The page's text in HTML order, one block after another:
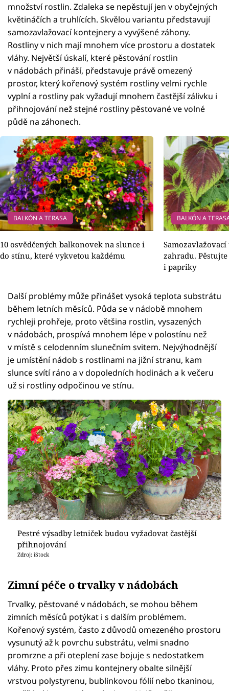
množství rostlin. Zdaleka se nepěstují jen v obyčejných
květináčích a truhlících. Skvělou variantu představují
samozavlažovací kontejnery a vyvýšené záhony.
Rostliny v nich mají mnohem více prostoru a dostatek
vláhy. Největší úskalí, které pěstování rostlin
v nádobách přináší, představuje právě omezený
prostor, který kořenový systém rostliny velmi rychle
vyplní a rostliny pak vyžadují mnohem častější zálivku i
přihnojování než stejné rostliny pěstované ve volné
půdě na záhonech.
BALKÓN A TERASA
10 osvědčených balkonovek na slunce i
do stínu, které vykvetou každému
BALKÓN A
zahradu.
i papriky
Další problémy může přinášet vysoká teplota substrátu
během letních měsíců. Půda se v nádobě mnohem
rychleji prohřeje, proto většina rostlin, vysazených
v nádobách, prospívá mnohem lépe v polostínu než
v místě s celodenním slunečním svitem. Nejvýhodnější
je umístění nádob s rostlinami na jižní stranu, kam
slunce svítí ráno a v dopoledních hodinách a k večeru
už si rostliny odpočinou ve stínu.
Pestré výsadby letniček budou vyžadovat častější
přihnojování
Zdroj: iStock
Zimní péče o trvalky v nádobách
Trvalky, pěstované v nádobách, se mohou během
zimních měsíců potýkat i s dalším problémem.
Kořenový systém, často z důvodů omezeného prostoru
vysunutý až k povrchu substrátu, velmi snadno
promrzne a při oteplení zase bojuje s nedostatkem
vláhy. Proto přes zimu kontejnery obalte silnější
vrstvou polystyrenu, bublinkovou fólií nebo tkaninou,